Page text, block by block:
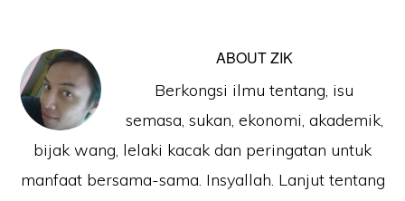
ABOUTZIK
Berkongsi ilmu tentang, isu
semasa, sukan, ekonomi, akademik,
bijak wang, lelaki kacak dan peringatan untuk
manfaat bersama-sama. Insyallah. Lanjut tentang